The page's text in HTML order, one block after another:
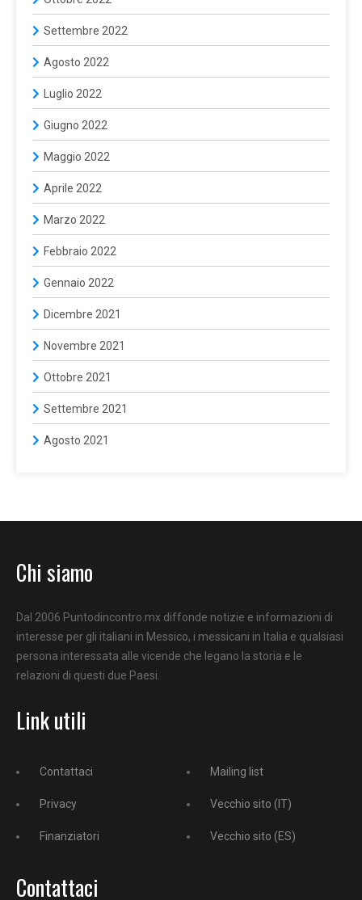
Settembre 2022
Agosto 2022
Luglio 2022
Giugno 2022
Maggio 2022
Aprile 2022
Marzo 2022
Febbraio 2022
Gennaio 2022
Dicembre 2021
Novembre 2021
Ottobre 2021
Settembre 2021
Agosto 2021
Chi siamo
Dal 2006 Puntodincontro.mx diffonde notizie e informazioni di
interesse per gli italiani in Messico, i messicani in Italia e qualsiasi
persona interessata alle vicende che legano la storia e le
relazioni di questi due Paesi.
Link utili
Contattaci
Privacy
Finanziatori
Mailing list
Vecchio sito (IT)
Vecchio sito (ES)
Contattaci